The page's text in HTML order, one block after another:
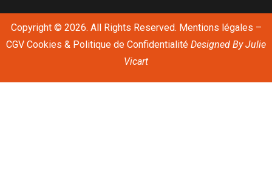
Copyright © 2026. All Rights Reserved. Mentions légales –
CGV Cookies & Politique de Confidentialité Designed ByJulie
Vicart